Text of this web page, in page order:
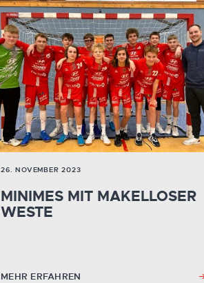
26. NOVEMBER 2023
MINIMES MIT MAKELLOSER
WESTE
MEHR ERFAHREN